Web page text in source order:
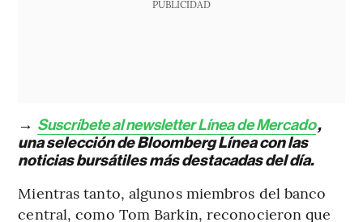
PUBLICIDAD
→ Suscríbete al newsletter Línea de Mercado,
una selección de Bloomberg Línea con las
noticias bursátiles más destacadas del día.
Mientras tanto, algunos miembros del banco
central, como Tom Barkin, reconocieron que